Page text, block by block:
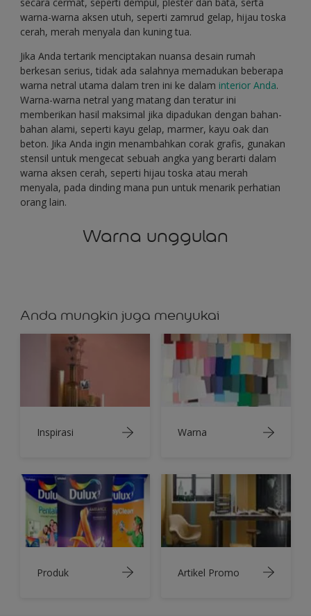
secara cermat, seperti dempul, plester dan bata, serta
warna-warna aksen utuh, seperti zamrud gelap, hijau toska
cerah, merah menyala dan kuning tua.
Jika Anda tertarik menciptakan nuansa desain rumah
berkesan serius, tidak ada salahnya memadukan beberapa
warna netral utama dalam tren ini ke dalam interior Anda.
Warna-warna netral yang matang dan teratur ini
memberikan hasil maksimal jika dipadukan dengan bahan-
bahan alami, seperti kayu gelap, marmer, kayu oak dan
beton. Jika Anda ingin menambahkan corak grafis, gunakan
stensil untuk mengecat sebuah angka yang berarti dalam
warna aksen cerah, seperti hijau toska atau merah
menyala, pada dinding mana pun untuk menarik perhatian
orang lain.
Warna unggulan
Anda mungkin juga menyukai
Inspirasi Warna
Produk Artikel Promo